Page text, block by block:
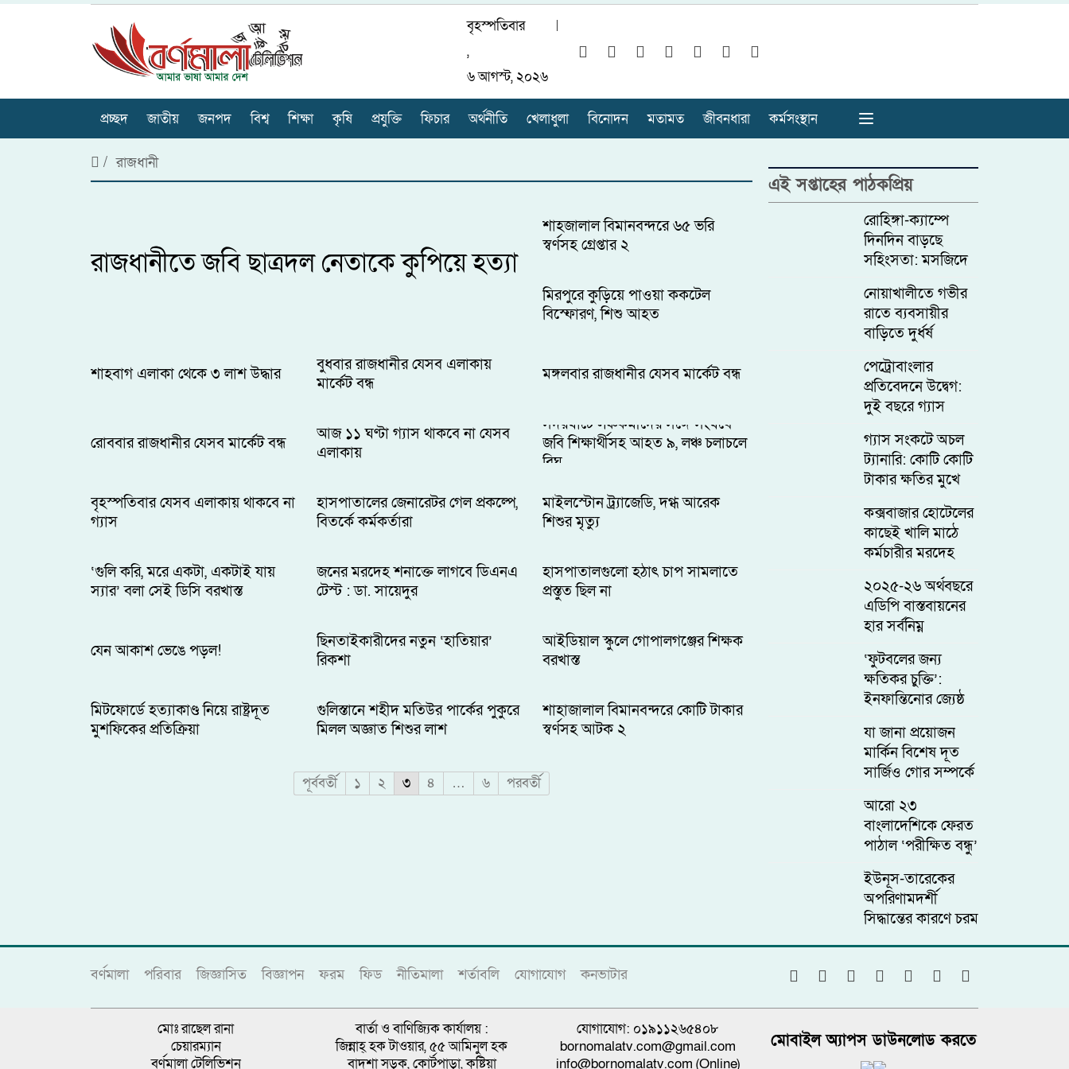
বৃহস্পতিবার
,
৬ আগস্ট, ২০২৬
প্রচ্ছদ জাতীয় জনপদ বিশ্ব শিক্ষা কৃষি প্রযুক্তি ফিচার অর্থনীতি খেলাধুলা বিনোদন মতামত জীবনধারা কর্মসংস্থান
/ রাজধানী
রাজধানীতে জবি ছাত্রদল নেতাকে কুপিয়ে হত্যা
শাহজালাল বিমানবন্দরে ৬৫ ভরি
স্বর্ণসহ গ্রেপ্তার ২
মিরপুরে কুড়িয়ে পাওয়া ককটেল
বিস্ফোরণ, শিশু আহত
শাহবাগ এলাকা থেকে ৩ লাশ উদ্ধার
বুধবার রাজধানীর যেসব এলাকায়
মার্কেট বন্ধ
মঙ্গলবার রাজধানীর যেসব মার্কেট বন্ধ
রোববার রাজধানীর যেসব মার্কেট বন্ধ
আজ ১১ ঘণ্টা গ্যাস থাকবে না যেসব
এলাকায়
সদরঘাটে লঞ্চকর্মীদের সঙ্গে সংঘর্ষে
জবি শিক্ষার্থীসহ আহত ৯, লঞ্চ চলাচলে
বিঘ্ন
বৃহস্পতিবার যেসব এলাকায় থাকবে না
গ্যাস
হাসপাতালের জেনারেটর গেল প্রকল্পে,
বিতর্কে কর্মকর্তারা
মাইলস্টোন ট্র্যাজেডি, দগ্ধ আরেক
শিশুর মৃত্যু
‘গুলি করি, মরে একটা, একটাই যায়
স্যার’ বলা সেই ডিসি বরখাস্ত
জনের মরদেহ শনাক্তে লাগবে ডিএনএ
টেস্ট : ডা. সায়েদুর
হাসপাতালগুলো হঠাৎ চাপ সামলাতে
প্রস্তুত ছিল না
যেন আকাশ ভেঙে পড়ল!
ছিনতাইকারীদের নতুন ‘হাতিয়ার’
রিকশা
আইডিয়াল স্কুলে গোপালগঞ্জের শিক্ষক
বরখাস্ত
মিটফোর্ডে হত্যাকাণ্ড নিয়ে রাষ্ট্রদূত
মুশফিকের প্রতিক্রিয়া
গুলিস্তানে শহীদ মতিউর পার্কের পুকুরে
মিলল অজ্ঞাত শিশুর লাশ
শাহাজালাল বিমানবন্দরে কোটি টাকার
স্বর্ণসহ আটক ২
পূর্ববর্তী ১ ২ ৩ ৪ … ৬ পরবর্তী
এই সপ্তাহের পাঠকপ্রিয়
রোহিঙ্গা-ক্যাম্পে
দিনদিন বাড়ছে
সহিংসতা: মসজিদে
যাওয়ার পথে
উগ্রবাদী সংগঠন
আরসা কমান্ডারকে
গুলি করে হত্যা
নোয়াখালীতে গভীর
রাতে ব্যবসায়ীর
বাড়িতে দুর্ধর্ষ
ডাকাতি, আহত ৫
পেট্রোবাংলার
প্রতিবেদনে উদ্বেগ:
দুই বছরে গ্যাস
সরবরাহ কমেছে ১
বিলিয়ন ঘনফুট
গ্যাস সংকটে অচল
ট্যানারি: কোটি কোটি
টাকার ক্ষতির মুখে
দেশের চামড়া শিল্প
কক্সবাজার হোটেলের
কাছেই খালি মাঠে
কর্মচারীর মরদেহ
আঘাতের চিহ্ন
২০২৫-২৬ অর্থবছরে
এডিপি বাস্তবায়নের
হার সর্বনিম্ন
‘ফুটবলের জন্য
ক্ষতিকর চুক্তি’:
ইনফান্তিনোর জ্যেষ্ঠ
যা জানা প্রয়োজন
মার্কিন বিশেষ দূত
সার্জিও গোর সম্পর্কে
আরো ২৩
বাংলাদেশিকে ফেরত
পাঠাল ‘পরীক্ষিত বন্ধু’
যুক্তরাষ্ট্র, চলতি বছর
এ পর্যন্ত ফিরলেন ৮৮
জন
ইউনূস-তারেকের
অপরিণামদর্শী
সিদ্ধান্তের কারণে চরম
বর্ণমালা পরিবার জিজ্ঞাসিত বিজ্ঞাপন ফরম ফিড নীতিমালা শর্তাবলি যোগাযোগ কনভাটার
মোঃ রাছেল রানা
চেয়ারম্যান
বর্ণমালা টেলিভিশন
বার্তা ও বাণিজ্যিক কার্যালয় :
জিন্নাহ্ হক টাওয়ার, ৫৫ আমিনুল হক
বাদশা সড়ক, কোর্টপাড়া, কুষ্টিয়া
যোগাযোগ: ০১৯১১২৬৫৪০৮
bornomalatv.com@gmail.com
info@bornomalatv.com (Online)
মোবাইল অ্যাপস ডাউনলোড করতে